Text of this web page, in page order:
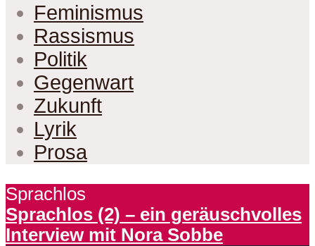
Feminismus
Rassismus
Politik
Gegenwart
Zukunft
Lyrik
Prosa
Sprachlos
Sprachlos (2) – ein geräuschvolles
Interview mit Nora Sobbe